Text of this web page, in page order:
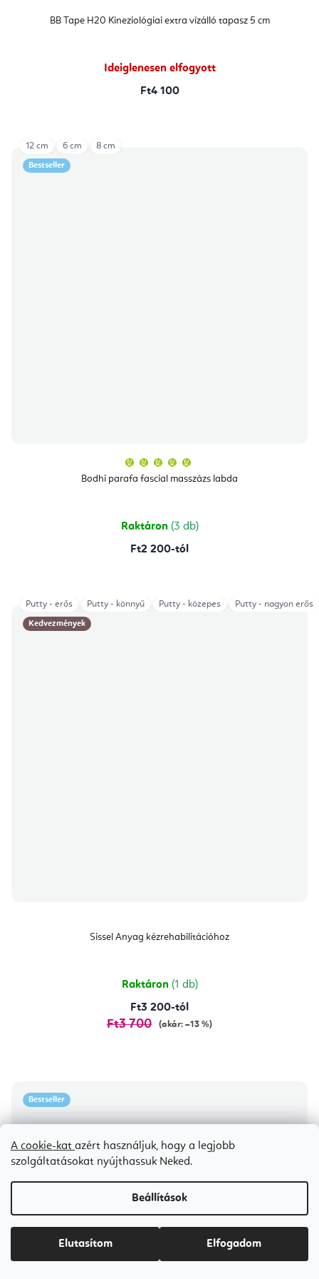
A cookie-kat azért használjuk, hogy a legjobb
szolgáltatásokat nyújthassuk Neked.
Beállítások
Elutasítom Elfogadom
BB Tape H20 Kineziológiai extra vízálló tapasz 5 cm
Ideiglenesen elfogyott
Ft4 100
Bestseller
Bodhi parafa fascial masszázs labda
átlagos
értékelése
csillag.
Raktáron (3 db)
Ft2 200-tól
12 cm 6 cm 8 cm
Kedvezmények
Sissel Anyag kézrehabilitációhoz
Raktáron (1 db)
Ft3 200-tól
Ft3 700 (akár: –13 %)
Putty - erős Putty - könnyű Putty - közepes Putty - nagyon erős
Bestseller